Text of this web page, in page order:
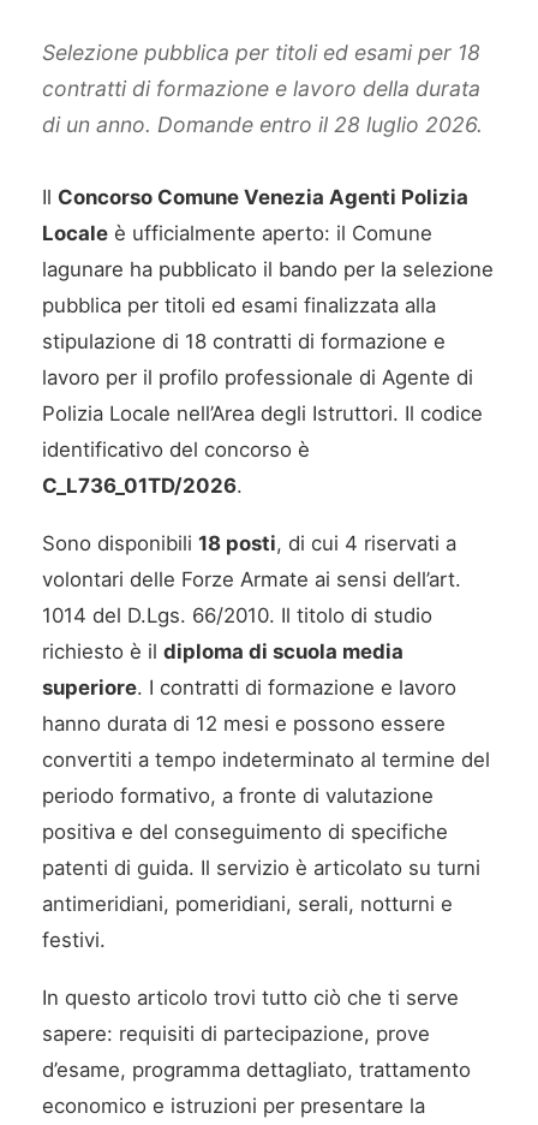
Selezione pubblica per titoli ed esami per 18
contratti di formazione e lavoro della durata
di un anno. Domande entro il 28 luglio 2026.
Il Concorso Comune Venezia Agenti Polizia
Locale è ufficialmente aperto: il Comune
lagunare ha pubblicato il bando per la selezione
pubblica per titoli ed esami finalizzata alla
stipulazione di 18 contratti di formazione e
lavoro per il profilo professionale di Agente di
Polizia Locale nell’Area degli Istruttori. Il codice
identificativo del concorso è
C_L736_01TD/2026.
Sono disponibili 18 posti, di cui 4 riservati a
volontari delle Forze Armate ai sensi dell’art.
1014 del D.Lgs. 66/2010. Il titolo di studio
richiesto è il diploma di scuola media
superiore. I contratti di formazione e lavoro
hanno durata di 12 mesi e possono essere
convertiti a tempo indeterminato al termine del
periodo formativo, a fronte di valutazione
positiva e del conseguimento di specifiche
patenti di guida. Il servizio è articolato su turni
antimeridiani, pomeridiani, serali, notturni e
festivi.
In questo articolo trovi tutto ciò che ti serve
sapere: requisiti di partecipazione, prove
d’esame, programma dettagliato, trattamento
economico e istruzioni per presentare la